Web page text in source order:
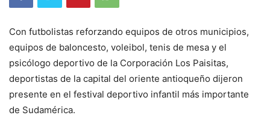
Con futbolistas reforzando equipos de otros municipios,
equipos de baloncesto, voleibol, tenis de mesa y el
psicólogo deportivo de la Corporación Los Paisitas,
deportistas de la capital del oriente antioqueño dijeron
presente en el festival deportivo infantil más importante
de Sudamérica.